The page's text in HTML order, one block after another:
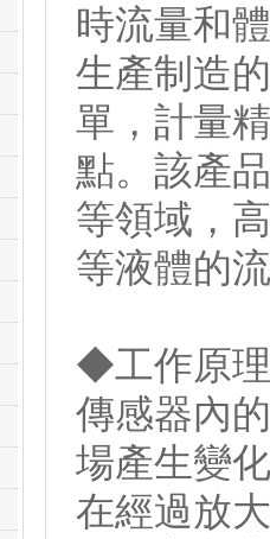
時流量和
生產制造
單，計量
點。該產
等領域，
等液體的
◆工作原理
傳感器內
場產生變
在經過放